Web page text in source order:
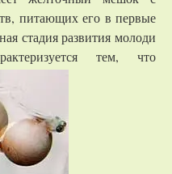
питающих его в первые
стадия развития молоди
тем, что